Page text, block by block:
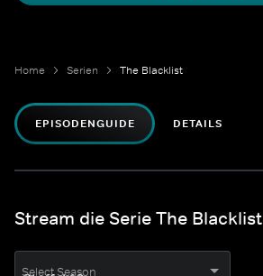
Home Serien The Blacklist
EPISODENGUIDE DETAILS
Stream die Serie The Blacklist
Select Season